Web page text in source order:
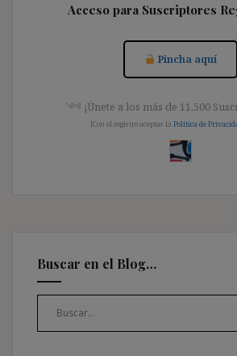
Acceso para Suscriptores
Pincha aquí
༺ ¡Únete a los más de 11.500
[Con el registro aceptas la Política de
Buscar en el Blog…